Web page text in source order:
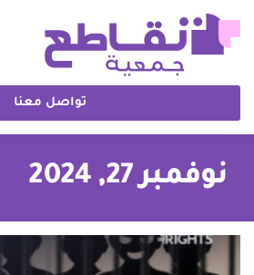
تواصل معنا
نوفمبر 27, 2024